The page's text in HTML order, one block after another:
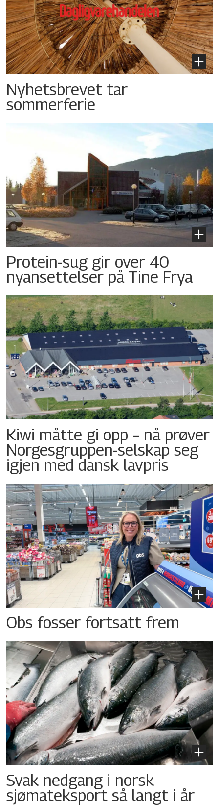
Nyhetsbrevet tar
sommerferie
Protein-sug gir over 40
nyansettelser på Tine Frya
Kiwi måtte gi opp – nå prøver
Norgesgruppen-selskap seg
igjen med dansk lavpris
Obs fosser fortsatt frem
Svak nedgang i norsk
sjømateksport så langt i år